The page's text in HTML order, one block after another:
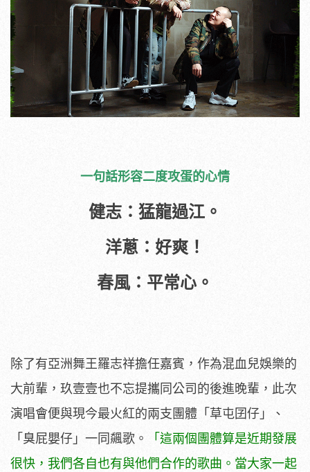
一句話形容二度攻蛋的心情
健志：猛龍過江。
洋蔥：好爽！
春風：平常心。
除了有亞洲舞王羅志祥擔任嘉賓，作為混血兒娛樂的
大前輩，玖壹壹也不忘提攜同公司的後進晚輩，此次
演唱會便與現今最火紅的兩支團體「草屯囝仔」、
「臭屁嬰仔」一同飆歌。
「這兩個團體算是近期發展
很快，我們各自也有與他們合作的歌曲。當大家一起